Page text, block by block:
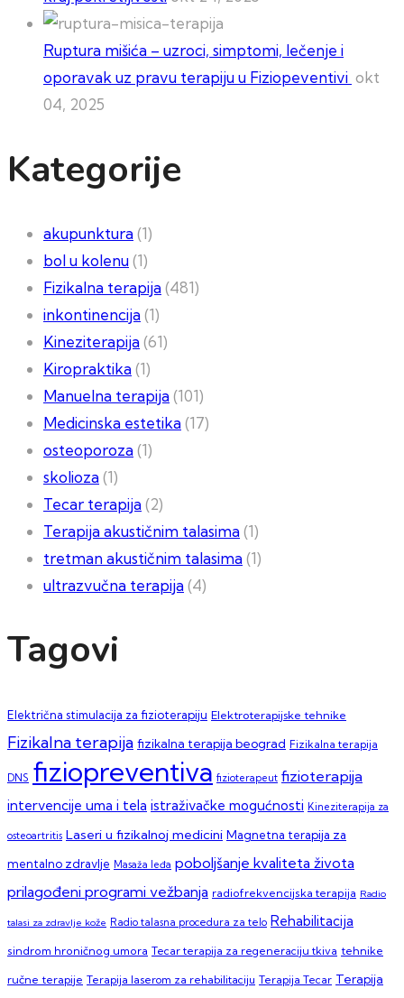
Ruptura mišića – uzroci, simptomi, lečenje i
oporavak uz pravu terapiju u Fiziopeventivi okt
04, 2025
Kategorije
akupunktura(1)
bol u kolenu(1)
Fizikalna terapija(481)
inkontinencija(1)
Kineziterapija(61)
Kiropraktika(1)
Manuelna terapija(101)
Medicinska estetika(17)
osteoporoza(1)
skolioza(1)
Tecar terapija(2)
Terapija akustičnim talasima(1)
tretman akustičnim talasima(1)
ultrazvučna terapija(4)
Tagovi
Električna stimulacija za fizioterapiju Elektroterapijske tehnike
Fizikalna terapija fizikalna terapija beograd Fizikalna terapija
DNS fiziopreventiva fizioterapeut fizioterapija
intervencije uma i tela istraživačke mogućnosti Kineziterapija za
osteoartritis Laseri u fizikalnoj medicini Magnetna terapija za
mentalno zdravlje Masaža leđa poboljšanje kvaliteta života
prilagođeni programi vežbanja radiofrekvencijska terapija Radio
talasi za zdravlje kože Radio talasna procedura za telo Rehabilitacija
sindrom hroničnog umora Tecar terapija za regeneraciju tkiva tehnike
ručne terapije Terapija laserom za rehabilitaciju Terapija Tecar Terapija